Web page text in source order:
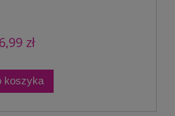
6,99 zł
koszyka